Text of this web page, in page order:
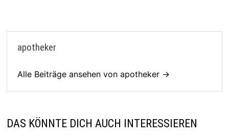
apotheker
Alle Beiträge ansehen von apotheker →
DAS KÖNNTE DICH AUCH INTERESSIEREN